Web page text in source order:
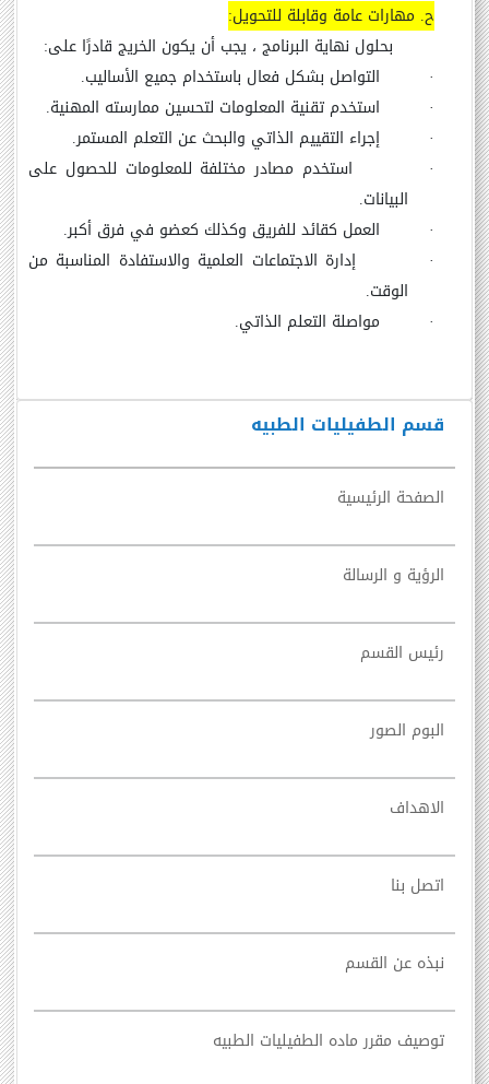
قسم الطفيليات الطبيه
الصفحة الرئيسية
الرؤية و الرسالة
رئيس القسم
البوم الصور
الاهداف
اتصل بنا
نبذه عن القسم
توصيف مقرر ماده الطفيليات الطبيه
ح. مهارات عامة وقابلة للتحويل:
بحلول نهاية البرنامج ، يجب أن يكون الخريج قادرًا على:
·
التواصل بشكل فعال باستخدام جميع الأساليب.
·
استخدم تقنية المعلومات لتحسين ممارسته المهنية.
·
إجراء التقييم الذاتي والبحث عن التعلم المستمر.
·
استخدم مصادر مختلفة للمعلومات للحصول على
البيانات.
·
العمل كقائد للفريق وكذلك كعضو في فرق أكبر.
·
إدارة الاجتماعات العلمية والاستفادة المناسبة من
الوقت.
·
مواصلة التعلم الذاتي.